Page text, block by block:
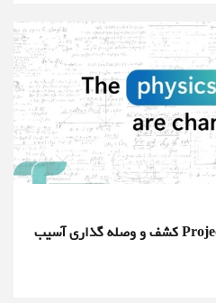
مایکروسافت با Project Perception کشف و وصله گذاری آسیب